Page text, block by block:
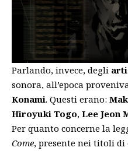
Parlando, invece, degli
sonora, all’epoca
Konami. Questi erano:
Hiroyuki Togo, Lee Jeon
Per quanto concerne la
Come, presente nei titoli di